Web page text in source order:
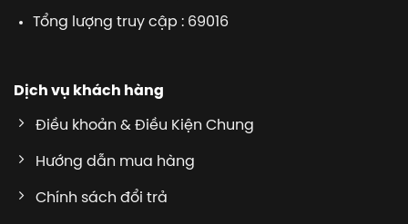
Tổng lượng truy cập : 69016
Dịch vụ khách hàng
Điều khoản & Điều Kiện Chung
Hướng dẫn mua hàng
Chính sách đổi trả